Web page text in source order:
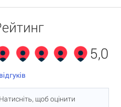
5,0
відгуків
Натисніть, щоб оцінити